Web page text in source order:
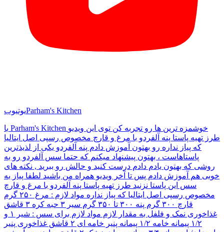
یوتیوبParham's Kitchen
با Parham's Kitchen خوشمزه ترین ها رو تجربه کن توی این ویدیو
طرز تهیه پاستا پنه آلفردو با مرغ و قارچ مخصوص رسپی اصل ایتالیا
که پیاز نداره رو بهتون آموزش دادم پنه آلفردو یکی از لذیذترین
پاستاهاست ، بهتون پیشنهاد میکنم که حتما سس آلفردو رو به
روشی که بهتون یادم دادم درست کنید و حالش رو ببرید , نکته های
خوبی هم آموزش دادم پس تا آخر ویدیو همراه من باشید لطفا پیاز به
سس این پاستا نزنید طرز تهیه پاستا پنه آلفردو با مرغ و قارچ
مخصوص رسپی اصل ایتالیا که پیاز نداره مواد لازم : مرغ ۲۵۰ گرم
قارچ ۳۰۰ گرم پنه ۳۰۰ تا ۳۵۰ گرم سیر ۳ حبه کره ۳ قاشق
غذاخوری نمک و فلفل به مقدار لازم مواد لازم برای سس : شیر ۱ و
۱/۲ پیمانه خامه ۱/۲ پیمانه پنیر خامه ای ۲ قاشق غذاخوری پنیر